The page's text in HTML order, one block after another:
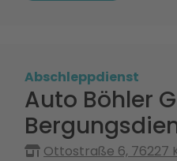
Abschleppdienst
Auto Böhler
Ottostraße 6, 76227